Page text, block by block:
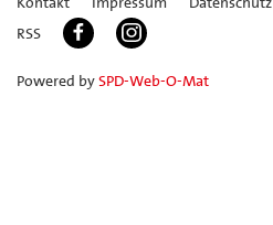
RSS
Powered bySPD-Web-O-Mat